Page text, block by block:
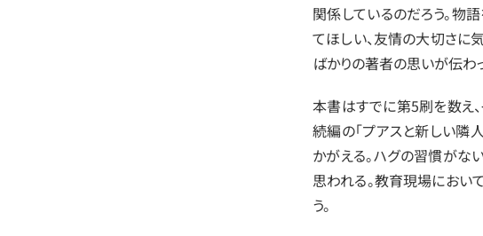
関係しているのだろう。物
てほしい、友情の大切さに
ばかりの著者の思いが伝わ
本書はすでに第5刷を数え
続編の「プアスと新しい隣
かがえる。ハグの習慣がな
思われる。教育現場におい
う。